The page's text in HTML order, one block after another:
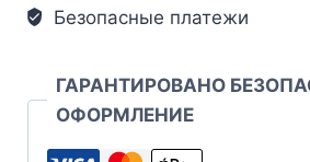
Безопасные платежи
ГАРАНТИРОВАНО
ОФОРМЛЕНИЕ